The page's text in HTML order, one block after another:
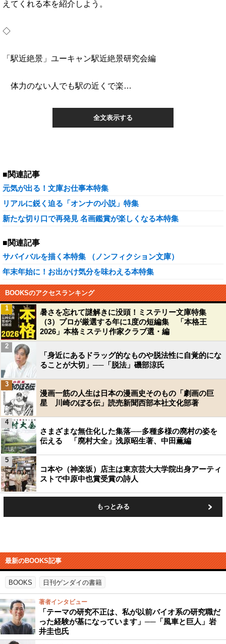
えてくれる本を紹介しよう。
◇
「駅近絶景」ユーキャン駅近絶景研究会編
体力のない人でも駅の近くで楽…
全文表示する
■関連記事
元気が出る！文庫お仕事本特集
リアルに鋭く迫る「オンナの小説」特集
新たな切り口で再発見 名画鑑賞が楽しくなる本特集
■関連記事
サバイバルを描く本特集 （ノンフィクション文庫）
年末年始に！お出かけ気分を味わえる本特集
BOOKSのアクセスランキング
暑さを忘れて謎解きに没頭！ミステリー文庫特集
（3）プロが厳選する年に1度の短編集 「本格王
2026」本格ミステリ作家クラブ選・編
1
「身近にあるドラッグ的なものや脱法性に自覚的にな
ることが大切」──「脱法」磯部涼氏
2
漫画一筋の人生は日本の漫画史そのもの「劇画の巨
星 川崎のぼる伝」読売新聞西部本社文化部著
3
さまざまな無住化した集落──多種多様の廃村の姿を
伝える 「廃村大全」浅原昭生著、中田薫編
4
コ本や（神楽坂）店主は東京芸大大学院出身アーティ
ストで中原中也賞受賞の詩人
5
もっとみる
最新のBOOKS記事
BOOKS 日刊ゲンダイの書籍
著者インタビュー
「テーマの研究不正は、私が以前バイオ系の研究職だ
った経験が基になっています」──「風車と巨人」岩
井圭也氏